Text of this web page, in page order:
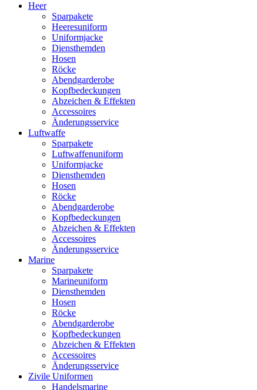
Heer
Sparpakete
Heeresuniform
Uniformjacke
Diensthemden
Hosen
Röcke
Abendgarderobe
Kopfbedeckungen
Abzeichen & Effekten
Accessoires
Änderungsservice
Luftwaffe
Sparpakete
Luftwaffenuniform
Uniformjacke
Diensthemden
Hosen
Röcke
Abendgarderobe
Kopfbedeckungen
Abzeichen & Effekten
Accessoires
Änderungsservice
Marine
Sparpakete
Marineuniform
Diensthemden
Hosen
Röcke
Abendgarderobe
Kopfbedeckungen
Abzeichen & Effekten
Accessoires
Änderungsservice
Zivile Uniformen
Handelsmarine